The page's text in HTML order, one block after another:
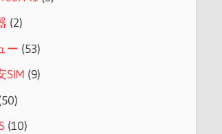
(2)
ー (53)
SIM (9)
(10)